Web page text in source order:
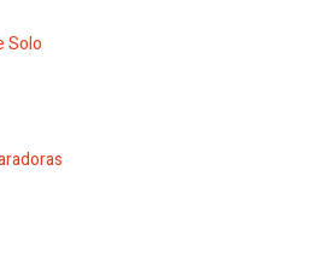
Solo